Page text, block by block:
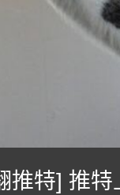
推特] 推